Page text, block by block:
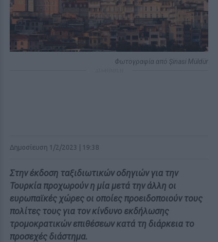
Φωτογραφία από Şinasi Müldür
Δημοσίευση 1/2/2023 | 19:38
Στην έκδοση ταξιδιωτικών οδηγιών για την
Τουρκία προχωρούν η μία μετά την άλλη οι
ευρωπαϊκές χώρες οι οποίες προειδοποιούν τους
πολίτες τους για τον κίνδυνο εκδήλωσης
τρομοκρατικών επιθέσεων κατά τη διάρκεια το
προσεχές διάστημα.